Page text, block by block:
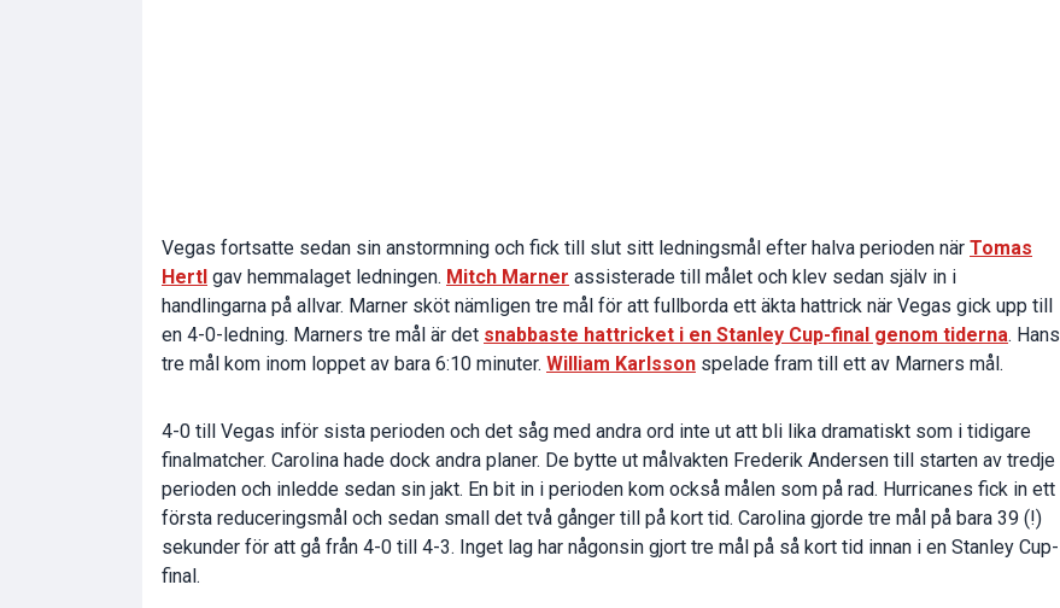
Vegas fortsatte sedan sin anstormning och fick till slut sitt ledningsmål efter halva perioden när Tomas
Hertl gav hemmalaget ledningen. Mitch Marner assisterade till målet och klev sedan själv in i
handlingarna på allvar. Marner sköt nämligen tre mål för att fullborda ett äkta hattrick när Vegas gick upp till
en 4-0-ledning. Marners tre mål är det snabbaste hattricket i en Stanley Cup-final genom tiderna. Hans
tre mål kom inom loppet av bara 6:10 minuter. William Karlsson spelade fram till ett av Marners mål.
4-0 till Vegas inför sista perioden och det såg med andra ord inte ut att bli lika dramatiskt som i tidigare
finalmatcher. Carolina hade dock andra planer. De bytte ut målvakten Frederik Andersen till starten av tredje
perioden och inledde sedan sin jakt. En bit in i perioden kom också målen som på rad. Hurricanes fick in ett
första reduceringsmål och sedan small det två gånger till på kort tid. Carolina gjorde tre mål på bara 39 (!)
sekunder för att gå från 4-0 till 4-3. Inget lag har någonsin gjort tre mål på så kort tid innan i en Stanley Cup-
final.